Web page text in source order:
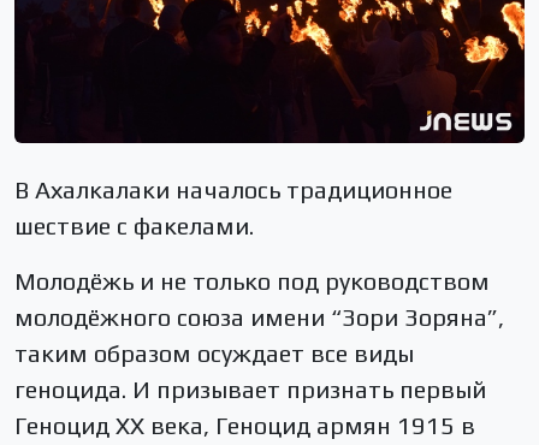
В Ахалкалаки началось традиционное
шествие с факелами.
Молодёжь и не только под руководством
молодёжного союза имени “Зори Зоряна”,
таким образом осуждает все виды
геноцида. И призывает признать первый
Геноцид XX века, Геноцид армян 1915 в